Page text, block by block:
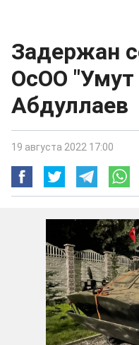
Задержан
ОсОО
Абдуллаев
19 августа 2022 17:00